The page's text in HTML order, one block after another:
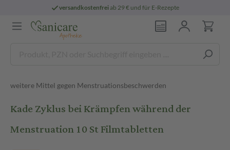
versandkostenfreiab 29 € und für E-Rezepte
weitere Mittel gegen Menstruationsbeschwerden
Kade Zyklus bei Krämpfen während der
Menstruation 10 St Filmtabletten